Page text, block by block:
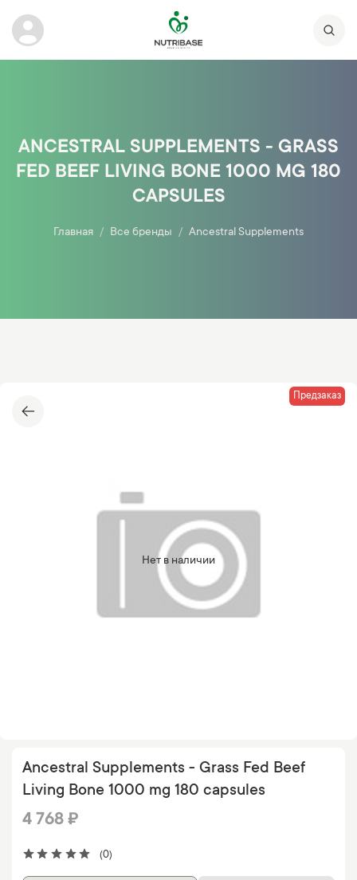
ANCESTRAL SUPPLEMENTS - GRASS
FED BEEF LIVING BONE 1000 MG 180
CAPSULES
Главная Все бренды Ancestral Supplements
Нет в наличии
Предзаказ
(0)
Ancestral Supplements - Grass Fed Beef
Living Bone 1000 mg 180 capsules
4 768 ₽